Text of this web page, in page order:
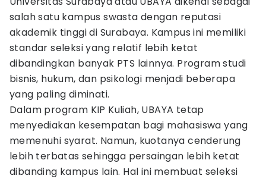
salah satu kampus swasta dengan reputasi
akademik tinggi di Surabaya. Kampus ini memiliki
standar seleksi yang relatif lebih ketat
dibandingkan banyak PTS lainnya. Program studi
bisnis, hukum, dan psikologi menjadi beberapa
yang paling diminati.
Dalam program KIP Kuliah, UBAYA tetap
menyediakan kesempatan bagi mahasiswa yang
memenuhi syarat. Namun, kuotanya cenderung
lebih terbatas sehingga persaingan lebih ketat
dibanding kampus lain. Hal ini membuat seleksi